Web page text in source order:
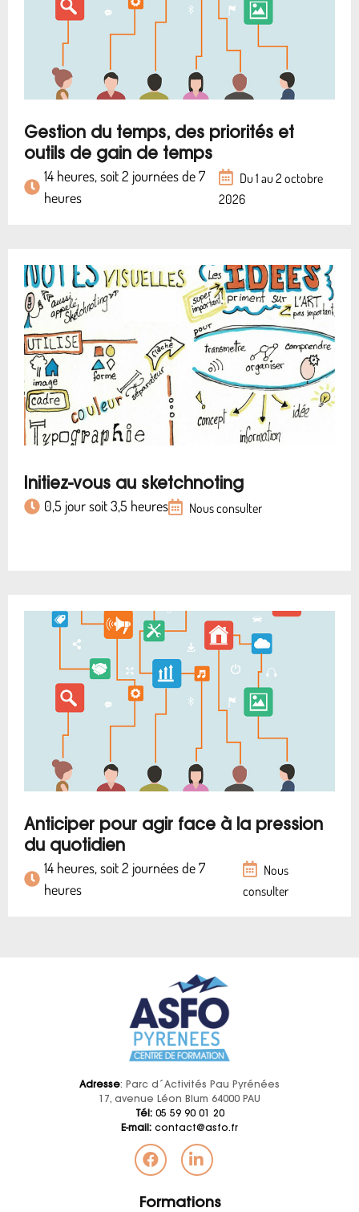
Gestion du temps, des priorités et
outils de gain de temps
14 heures, soit 2 journées de 7
heures
Du 1 au 2 octobre
2026
Initiez-vous au sketchnoting
0,5 jour soit 3,5 heures Nous consulter
Anticiper pour agir face à la pression
du quotidien
14 heures, soit 2 journées de 7
heures
Nous
consulter
Adresse: Parc d´Activités Pau Pyrénées
17, avenue Léon Blum 64000 PAU
Tél:05 59 90 01 20
E-mail: contact@asfo.fr
Formations